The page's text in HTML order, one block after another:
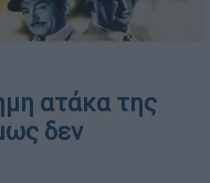
ατάκα της
δεν